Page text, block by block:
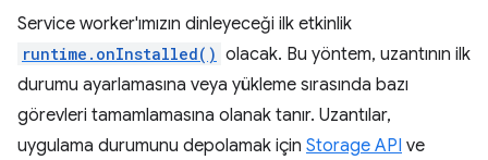
Service worker'ımızın dinleyeceği ilk etkinlik
runtime.onInstalled() olacak. Bu yöntem, uzantının ilk
durumu ayarlamasına veya yükleme sırasında bazı
görevleri tamamlamasına olanak tanır. Uzantılar,
uygulama durumunu depolamak için Storage API ve